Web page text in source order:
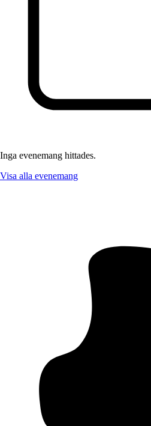
Inga evenemang hittades.
Visa alla evenemang